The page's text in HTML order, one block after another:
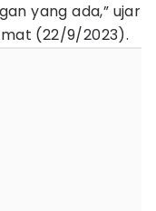
yang ada,” ujar
(22/9/2023).